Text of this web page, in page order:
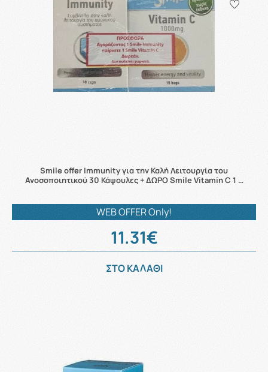
Smile offer Immunity για την Καλή Λειτουργία του
Ανοσοποιητικού 30 Κάψουλες + ΔΩΡΟ Smile Vitamin C 1 …
WEB OFFER Only!
11.31€
ΣΤΟ ΚΑΛΑΘΙ